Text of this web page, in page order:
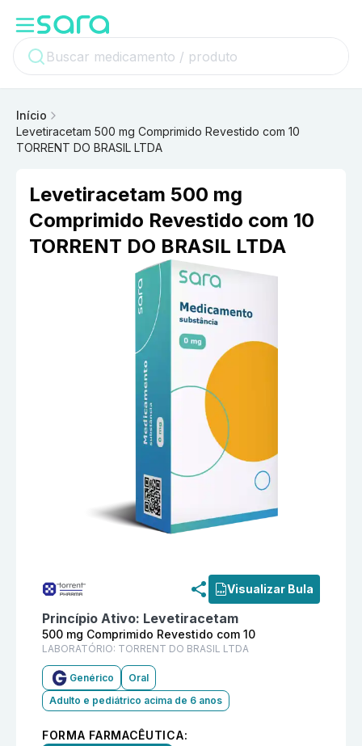
Início
Levetiracetam 500 mg Comprimido Revestido com 10
TORRENT DO BRASIL LTDA
Levetiracetam 500 mg
Comprimido Revestido com 10
TORRENT DO BRASIL LTDA
Visualizar Bula
Princípio Ativo: Levetiracetam
500 mg Comprimido Revestido com 10
LABORATÓRIO: TORRENT DO BRASIL LTDA
Genérico
Oral
Adulto e pediátrico acima de 6 anos
FORMA FARMACÊUTICA: